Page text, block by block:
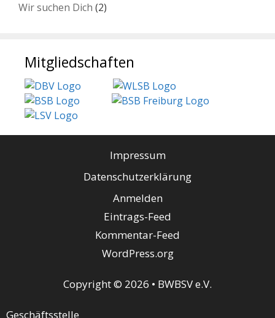
Wir suchen Dich (2)
Mitgliedschaften
Impressum
Datenschutzerklärung
Anmelden
Eintrags-Feed
Kommentar-Feed
WordPress.org
Copyright © 2026 • BWBSV e.V.
Geschäftsstelle